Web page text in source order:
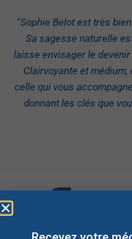
“Sophie Belot est très
Sa sagesse naturelle
laisse envisager le devenir
Clairvoyante et
celle qui vous
donnant les clés que